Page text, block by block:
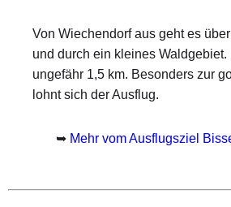
Von Wiechendorf aus geht es
und durch ein kleines Waldgebiet.
ungefähr 1,5 km. Besonders zur
lohnt sich der Ausflug.
➥ Mehr vom Ausflugsziel